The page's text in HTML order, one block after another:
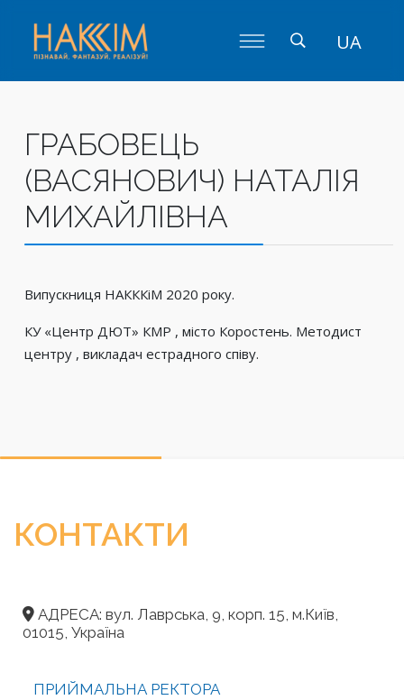
UA
ГРАБОВЕЦЬ
(ВАСЯНОВИЧ) НАТАЛІЯ
МИХАЙЛІВНА
Випускниця НАКККіМ 2020 року.
КУ «Центр ДЮТ» КМР , місто Коростень. Методист
центру , викладач естрадного співу.
КОНТАКТИ
АДРЕСА: вул. Лаврська, 9, корп. 15, м.Київ,
01015, Україна
ПРИЙМАЛЬНА РЕКТОРА